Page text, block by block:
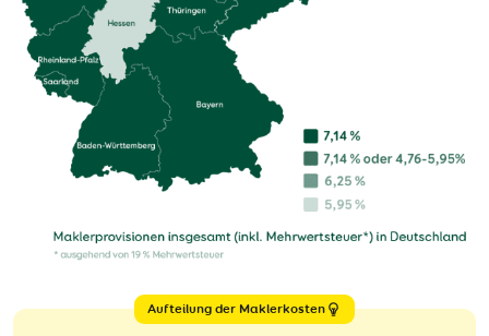
Aufteilung der Maklerkosten